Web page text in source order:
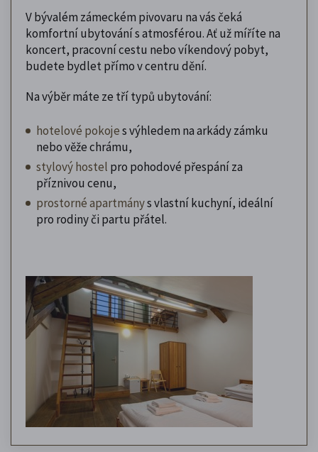
V bývalém zámeckém pivovaru na vás čeká
komfortní ubytování s atmosférou. Ať už míříte na
koncert, pracovní cestu nebo víkendový pobyt,
budete bydlet přímo v centru dění.
Na výběr máte ze tří typů ubytování:
hotelové pokojes výhledem na arkády zámku
nebo věže chrámu,
stylový hostel pro pohodové přespání za
příznivou cenu,
prostorné apartmánys vlastní kuchyní, ideální
pro rodiny či partu přátel.